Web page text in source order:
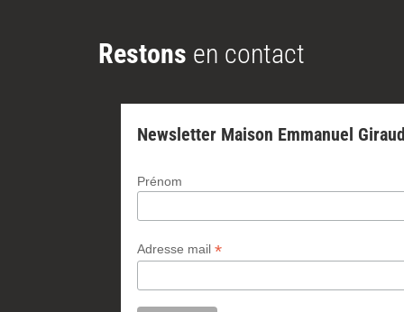
Restons en contact
Newsletter Maison Emmanuel
Prénom
Adresse mail*